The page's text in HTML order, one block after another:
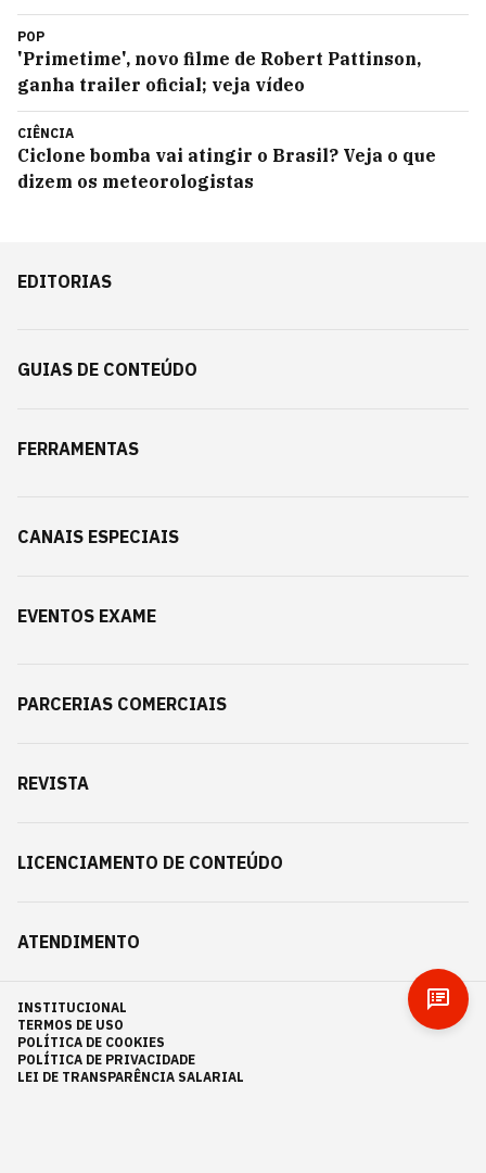
POP
'Primetime', novo filme de Robert Pattinson,
ganha trailer oficial; veja vídeo
CIÊNCIA
Ciclone bomba vai atingir o Brasil? Veja o que
dizem os meteorologistas
EDITORIAS
GUIAS DE CONTEÚDO
FERRAMENTAS
CANAIS ESPECIAIS
EVENTOS EXAME
PARCERIAS COMERCIAIS
REVISTA
LICENCIAMENTO DE CONTEÚDO
ATENDIMENTO
INSTITUCIONAL
TERMOS DE USO
POLÍTICA DE COOKIES
POLÍTICA DE PRIVACIDADE
LEI DE TRANSPARÊNCIA SALARIAL